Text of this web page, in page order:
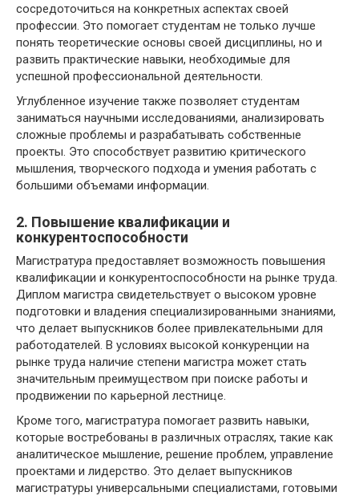
сосредоточиться на конкретных аспектах своей
профессии. Это помогает студентам не только лучше
понять теоретические основы своей дисциплины, но и
развить практические навыки, необходимые для
успешной профессиональной деятельности.
Углубленное изучение также позволяет студентам
заниматься научными исследованиями, анализировать
сложные проблемы и разрабатывать собственные
проекты. Это способствует развитию критического
мышления, творческого подхода и умения работать с
большими объемами информации.
2. Повышение квалификации и
конкурентоспособности
Магистратура предоставляет возможность повышения
квалификации и конкурентоспособности на рынке труда.
Диплом магистра свидетельствует о высоком уровне
подготовки и владения специализированными знаниями,
что делает выпускников более привлекательными для
работодателей. В условиях высокой конкуренции на
рынке труда наличие степени магистра может стать
значительным преимуществом при поиске работы и
продвижении по карьерной лестнице.
Кроме того, магистратура помогает развить навыки,
которые востребованы в различных отраслях, такие как
аналитическое мышление, решение проблем, управление
проектами и лидерство. Это делает выпускников
магистратуры универсальными специалистами, готовыми